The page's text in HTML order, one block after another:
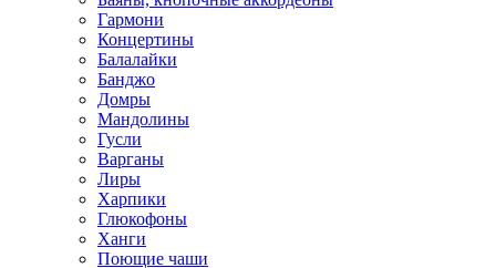
Гармони
Концертины
Балалайки
Банджо
Домры
Мандолины
Гусли
Варганы
Лиры
Харпики
Глюкофоны
Ханги
Поющие чаши